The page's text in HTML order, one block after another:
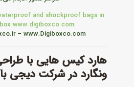
and shockproof bags in
www.digiboxco.com
– www.Digiboxco.com
هارد کیس هایی با
ونگارد در شرکت دیجی